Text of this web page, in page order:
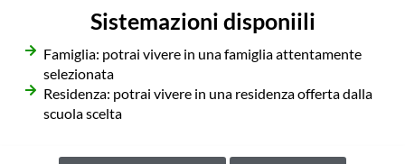
Sistemazioni disponiili
Famiglia: potrai vivere in una famiglia attentamente
selezionata
Residenza: potrai vivere in una residenza offerta dalla
scuola scelta